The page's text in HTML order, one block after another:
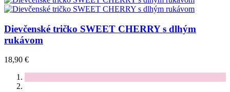
Dievčenské tričko SWEET CHERRY s dlhým
rukávom
18,90 €